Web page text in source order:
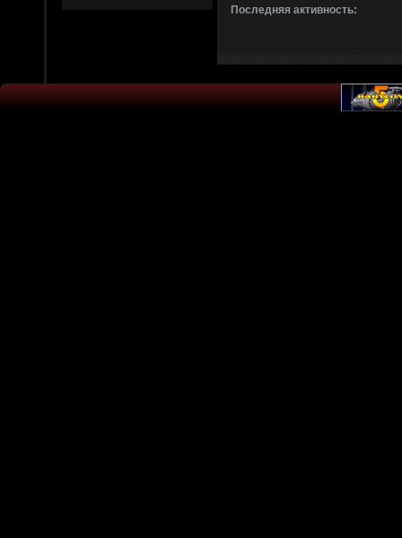
Последняя активность: